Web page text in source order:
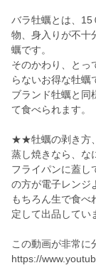
バラ牡蠣とは、15
物、身入りが不十
蠣です。
そのかわり、とっ
らないお得な牡蠣
ブランド牡蠣と同
て食べられます。
★★牡蠣の剥き方
蒸し焼きなら、な
フライパンに蓋し
の方が電子レンジ
もちろん生で食べ
定して出品してい
この動画が非常に
https://